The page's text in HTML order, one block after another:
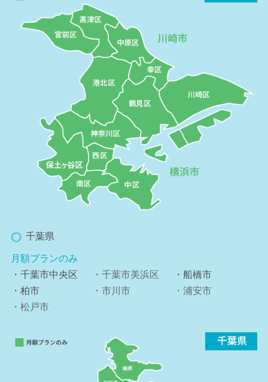
千葉県
月額プランのみ
・千葉市中央区
・千葉市美浜区
・船橋市
・柏市
・市川市
・浦安市
・松戸市